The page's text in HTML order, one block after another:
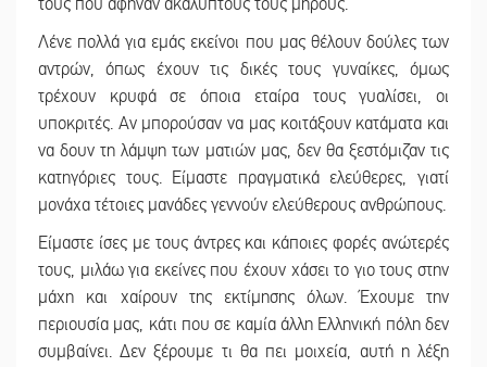
τους που άφηναν ακάλυπτους τους μηρούς.
Λένε πολλά για εμάς εκείνοι που μας θέλουν δούλες των
αντρών, όπως έχουν τις δικές τους γυναίκες, όμως
τρέχουν κρυφά σε όποια εταίρα τους γυαλίσει, οι
υποκριτές. Αν μπορούσαν να μας κοιτάξουν κατάματα και
να δουν τη λάμψη των ματιών μας, δεν θα ξεστόμιζαν τις
κατηγόριες τους. Είμαστε πραγματικά ελεύθερες, γιατί
μονάχα τέτοιες μανάδες γεννούν ελεύθερους ανθρώπους.
Είμαστε ίσες με τους άντρες και κάποιες φορές ανώτερές
τους, μιλάω για εκείνες που έχουν χάσει το γιο τους στην
μάχη και χαίρουν της εκτίμησης όλων. Έχουμε την
περιουσία μας, κάτι που σε καμία άλλη Ελληνική πόλη δεν
συμβαίνει. Δεν ξέρουμε τι θα πει μοιχεία, αυτή η λέξη